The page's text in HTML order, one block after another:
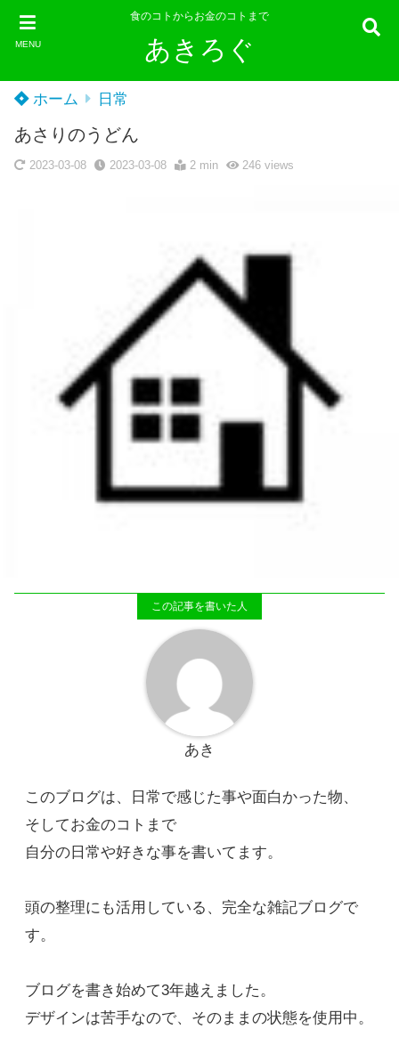
MENU
食のコトからお金のコトまで
あきろぐ
ホーム 日常
あさりのうどん
2023-03-08 2023-03-08 2 min 246views
あき
このブログは、日常で感じた事や面白かった物、
そしてお金のコトまで
自分の日常や好きな事を書いてます。
頭の整理にも活用している、完全な雑記ブログで
す。
ブログを書き始めて3年越えました。
デザインは苦手なので、そのままの状態を使用中。